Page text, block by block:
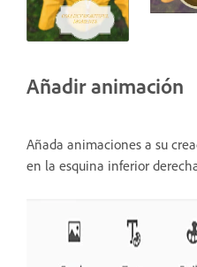
Añadir animación
Añada animaciones a su
en la esquina inferior